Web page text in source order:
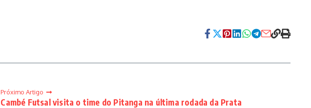
Próximo Artigo
Cambé Futsal visita o time do Pitanga na última rodada da Prata